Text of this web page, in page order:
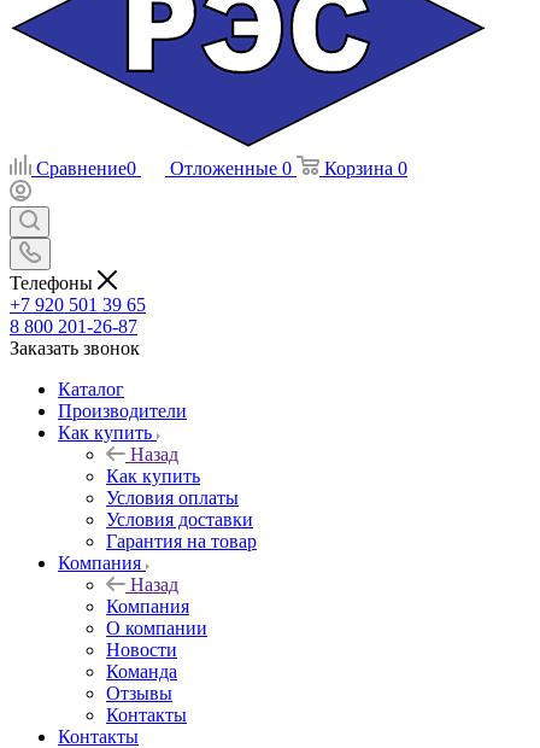
Сравнение0 Отложенные 0 Корзина 0
Телефоны
+7 920 501 39 65
8 800 201-26-87
Заказать звонок
Каталог
Производители
Как купить
Назад
Как купить
Условия оплаты
Условия доставки
Гарантия на товар
Компания
Назад
Компания
О компании
Новости
Команда
Отзывы
Контакты
Контакты